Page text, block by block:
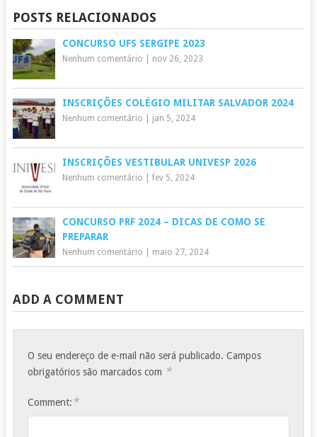
POSTS RELACIONADOS
CONCURSO UFS SERGIPE 2023
Nenhum comentário nov 26, 2023
INSCRIÇÕES COLÉGIO MILITAR SALVADOR 2024
Nenhum comentário jan 5, 2024
INSCRIÇÕES VESTIBULAR UNIVESP 2026
Nenhum comentário fev 5, 2024
CONCURSO PRF 2024 – DICAS DE COMO SE
PREPARAR
Nenhum comentário maio 27, 2024
ADD A COMMENT
O seu endereço de e-mail não será publicado. Campos
obrigatórios são marcados com *
Comment: *